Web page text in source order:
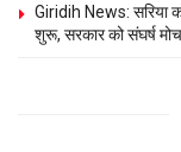
Giridih News: सरिया
शुरू, सरकार को संघर्ष